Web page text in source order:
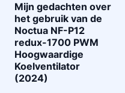
Mijn gedachten over
het gebruik van de
Noctua NF-P12
redux-1700 PWM
Hoogwaardige
Koelventilator
(2024)